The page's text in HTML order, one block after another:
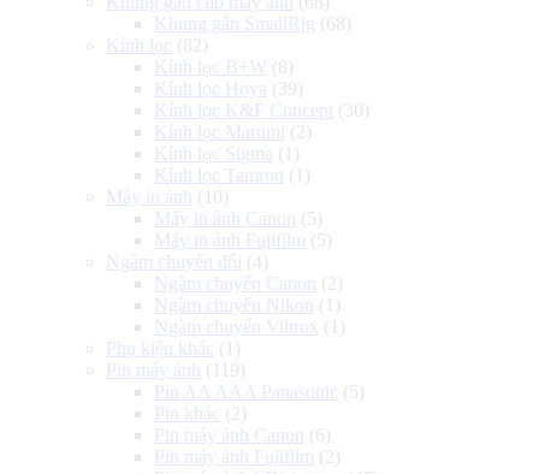
Khung gắn SmallRig (68)
Kính lọc (82)
Kính lọc B+W (8)
Kính lọc Hoya (39)
Kính lọc K&F Concept (30)
Kính lọc Marumi (2)
Kính lọc Sigma (1)
Kính lọc Tamron
(1)
Máy in ảnh
(10)
Máy in ảnh Canon
(5)
Máy in ảnh Fujifilm (5)
Ngàm chuyển đổi (4)
Ngàm chuyển Canon
(2)
Ngàm chuyển Nikon
(1)
Ngàm chuyển Viltrox (1)
Phụ kiện khác (1)
Pin máy ảnh
(119)
Pin AA AAA Panasonic (5)
Pin khác (2)
Pin máy ảnh Canon
(6)
Pin máy ảnh Fujifilm (2)